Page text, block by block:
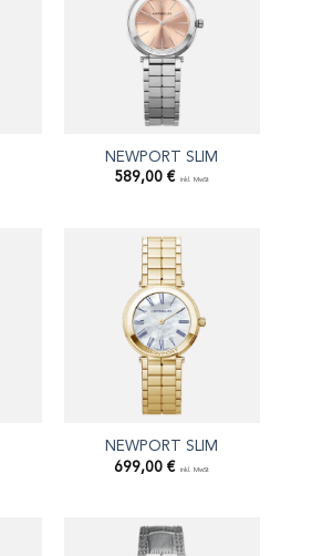
NEWPORT SLIM
589,00€ inkl. MwSt
NEWPORT SLIM
699,00€ inkl. MwSt